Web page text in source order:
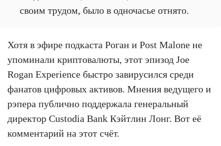
своим трудом, было в одночасье отнято.
Хотя в эфире подкаста Роган и Post Malone не
упоминали криптовалюты, этот эпизод Joe
Rogan Experience быстро завирусился среди
фанатов цифровых активов. Мнения ведущего и
рэпера публично поддержала генеральный
директор Custodia Bank Кэйтлин Лонг. Вот её
комментарий на этот счёт.